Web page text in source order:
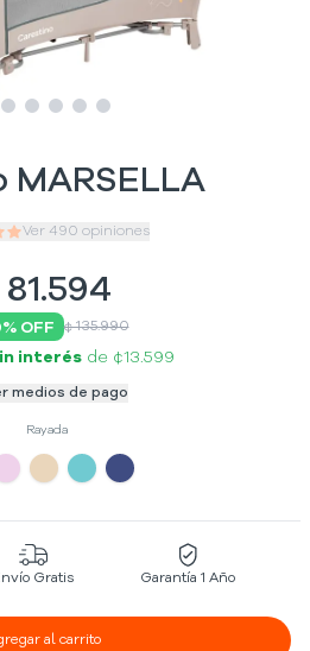
1
Slide2
Slide3
Slide4
SlideSlide
MARSELLA
Ver 490 opiniones
81.594
% OFF ¢ 135.990
interés de ¢13.599
medios de pago
Rayada
Gratis Garantía 1 Año
al carrito